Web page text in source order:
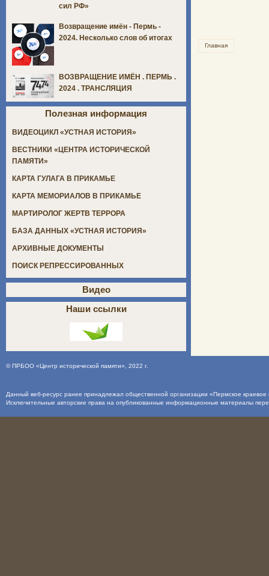
Главная
сил РФ»
Возвращение имён - Пермь -
2024. Несколько слов об итогах
ВОЗВРАЩЕНИЕ ИМЁН . ПЕРМЬ .
2024 . ТРАНСЛЯЦИЯ
Полезная информация
ВИДЕОЦИКЛ «УСТНАЯ ИСТОРИЯ»
ВЕСТНИКИ «ЦЕНТРА ИСТОРИЧЕСКОЙ
ПАМЯТИ»
КАРТА ГУЛАГА В ПРИКАМЬЕ
КАРТА МЕМОРИАЛОВ В ПРИКАМЬЕ
МАРТИРОЛОГ ЖЕРТВ ТЕРРОРА
БАЗА ДАННЫХ «УСТНАЯ ИСТОРИЯ»
АРХИВНЫЕ ДОКУМЕНТЫ
ПОИСК РЕПРЕССИРОВАННЫХ
Видео
Наши ссылки
©ПРБОО «Центр исторической памяти», 2022 г.
Данный веб-ресурс ранее принадлежал общественной организации «Пермское
Исключительные авторские права на опубликованные информационные материалы